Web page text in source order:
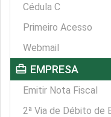
Cédula C
Primeiro Acesso
Webmail
card_travel EMPRESA
Emitir Nota Fiscal
2ª Via de Débito de